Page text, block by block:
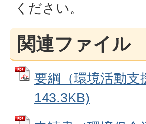
ください。
関連ファイル
要綱（環境活動
143.3KB)